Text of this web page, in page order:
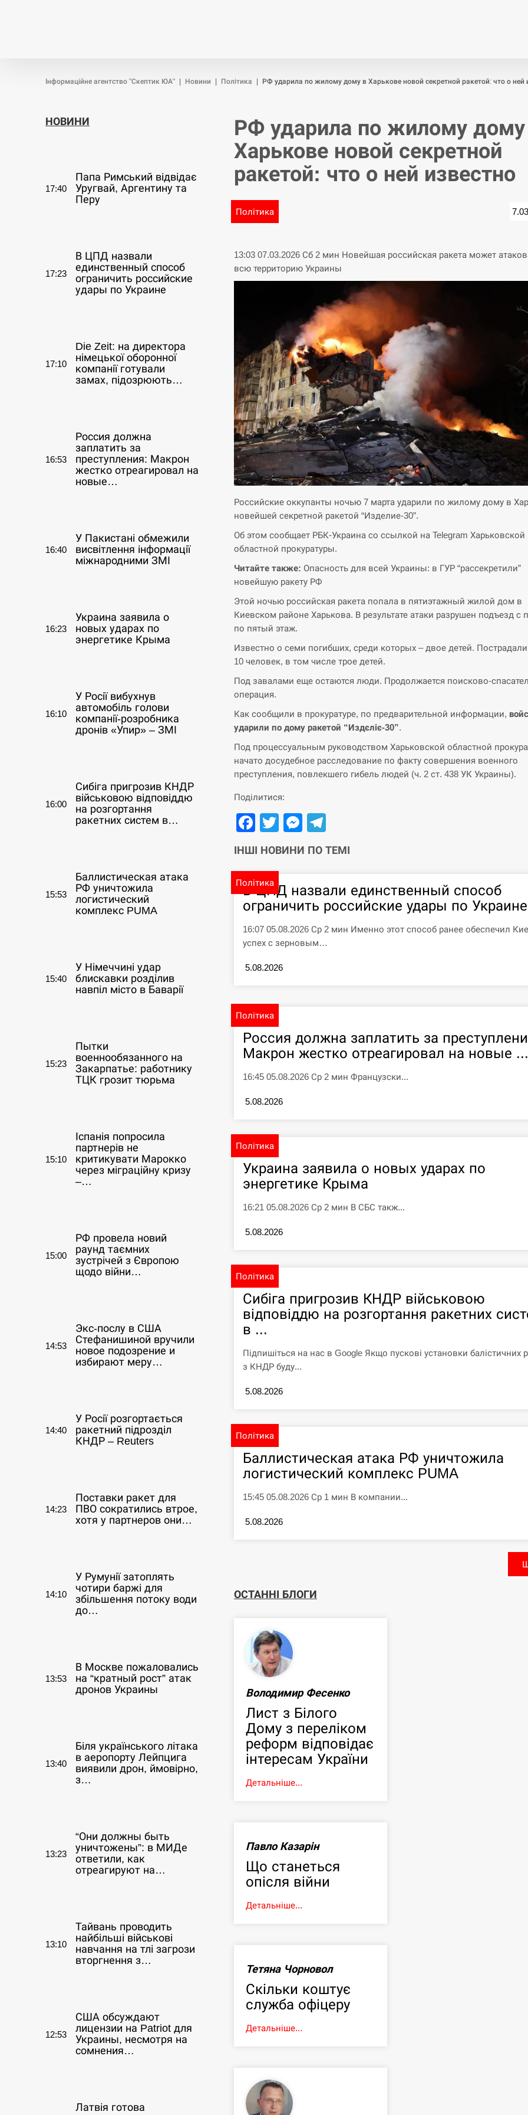
Інформаційне агентство "Скептик ЮА" Новини Політика РФ ударила по жилому дому в Харькове новой секретной ракетой: что о ней
НОВИНИ
17:40
Папа Римський відвідає
Уругвай, Аргентину та
Перу
17:23
В ЦПД назвали
единственный способ
ограничить российские
удары по Украине
17:10
Die Zeit: на директора
німецької оборонної
компанії готували
замах, підозрюють…
16:53
Россия должна
заплатить за
преступления: Макрон
жестко отреагировал на
новые…
16:40
У Пакистані обмежили
висвітлення інформації
міжнародними ЗМІ
16:23
Украина заявила о
новых ударах по
энергетике Крыма
16:10
У Росії вибухнув
автомобіль голови
компанії-розробника
дронів «Упир» – ЗМІ
16:00
Сибіга пригрозив КНДР
військовою відповіддю
на розгортання
ракетних систем в…
15:53
Баллистическая атака
РФ уничтожила
логистический
комплекс PUMA
15:40
У Німеччині удар
блискавки розділив
навпіл місто в Баварії
15:23
Пытки
военнообязанного на
Закарпатье: работнику
ТЦК грозит тюрьма
15:10
Іспанія попросила
партнерів не
критикувати Марокко
через міграційну кризу
–…
15:00
РФ провела новий
раунд таємних
зустрічей з Європою
щодо війни…
14:53
Экс-послу в США
Стефанишиной вручили
новое подозрение и
избирают меру…
14:40
У Росії розгортається
ракетний підрозділ
КНДР – Reuters
14:23
Поставки ракет для
ПВО сократились втрое,
хотя у партнеров они…
14:10
У Румунії затоплять
чотири баржі для
збільшення потоку води
до…
13:53
В Москве пожаловались
на “кратный рост” атак
дронов Украины
13:40
Біля українського літака
в аеропорту Лейпцига
виявили дрон, ймовірно,
з…
13:23
“Они должны быть
уничтожены”: в МИДе
ответили, как
отреагируют на…
13:10
Тайвань проводить
найбільші військові
навчання на тлі загрози
вторгнення з…
12:53
США обсуждают
лицензии на Patriot для
Украины, несмотря на
сомнения…
Латвія готова
РФ ударила по жилому
Харькове новой секретной
ракетой: что о ней известно
Політика
13:03 07.03.2026 Сб 2 мин Новейшая российская ракета может
всю территорию Украины
Российские оккупанты ночью 7 марта ударили по жилому дому в
новейшей секретной ракетой “Изделие-30”.
Об этом сообщает РБК-Украина со ссылкой на Telegram Харьковской
областной прокуратуры.
Читайте также: Опасность для всей Украины: в ГУР “рассекретили”
новейшую ракету РФ
Этой ночью российская ракета попала в пятиэтажный жилой дом в
Киевском районе Харькова. В результате атаки разрушен подъезд с
по пятый этаж.
Известно о семи погибших, среди которых – двое детей.
10 человек, в том числе трое детей.
Под завалами еще остаются люди. Продолжается поисково-
операция.
Как сообщили в прокуратуре, по предварительной информации,
ударили по дому ракетой “Издєліє-30”.
Под процессуальным руководством Харьковской областной
начато досудебное расследование по факту совершения военного
преступления, повлекшего гибель людей (ч. 2 ст. 438 УК Украины).
Поділитися:
Facebook
TwitterMessenger
ІНШІ НОВИНИ ПО ТЕМІ
Політика
В ЦПД назвали единственный способ
ограничить российские удары по Украине
16:07 05.08.2026 Ср 2 мин Именно этот способ ранее обеспечил
успех с зерновым…
5.08.2026
Політика
Россия должна заплатить за
Макрон жестко отреагировал на новые ...
16:45 05.08.2026 Ср 2 мин Французски...
5.08.2026
Політика
Украина заявила о новых ударах по
энергетике Крыма
16:21 05.08.2026 Ср 2 мин В СБС такж...
5.08.2026
Політика
Сибіга пригрозив КНДР військовою
відповіддю на розгортання ракетних
в ...
Підпишіться на нас в Google Якщо пускові установки балістичних
з КНДР буду...
5.08.2026
Політика
Баллистическая атака РФ уничтожила
логистический комплекс PUMA
15:45 05.08.2026 Ср 1 мин В компании...
5.08.2026
ОСТАННІ БЛОГИ
Володимир Фесенко
Лист з Білого
Дому з переліком
реформ відповідає
інтересам України
Детальніше...
Павло Казарін
Що станеться
опісля війни
Детальніше...
Тетяна Чорновол
Скільки коштує
служба офіцеру
Детальніше...